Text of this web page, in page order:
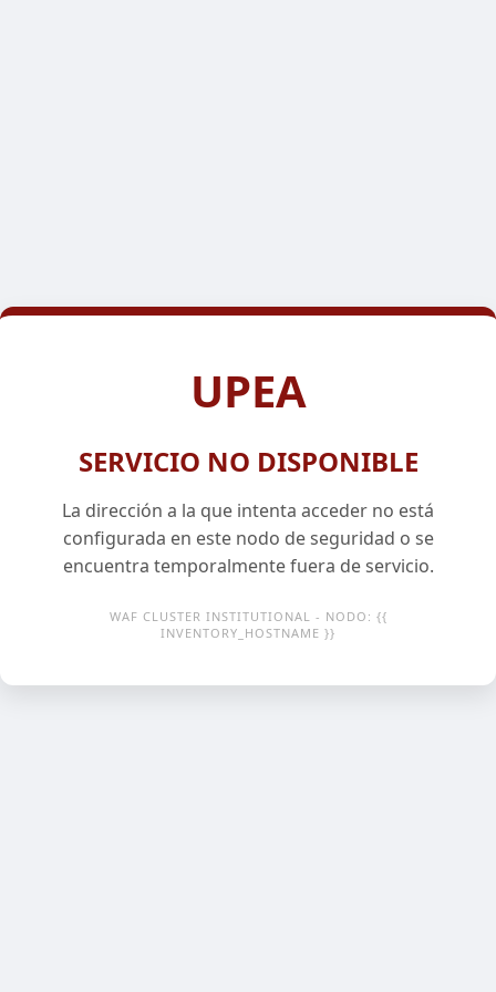
UPEA
SERVICIO NO DISPONIBLE
La dirección a la que intenta acceder no está
configurada en este nodo de seguridad o se
encuentra temporalmente fuera de servicio.
WAF CLUSTER INSTITUTIONAL - NODO: {{
INVENTORY_HOSTNAME }}